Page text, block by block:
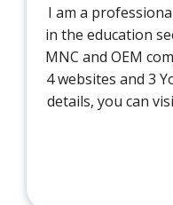
I am a
in the education
MNC and OEM
4 websites and 3
details, you can